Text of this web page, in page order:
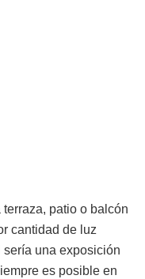
patio o balcón
cantidad de luz
una exposición
es posible en